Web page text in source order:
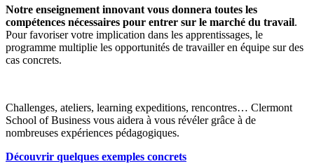
Notre enseignement innovant vous donnera toutes les
compétences nécessaires pour entrer sur le marché du travail.
Pour favoriser votre implication dans les apprentissages, le
programme multiplie les opportunités de travailler en équipe sur des
cas concrets.
Challenges, ateliers, learning expeditions, rencontres… Clermont
School of Business vous aidera à vous révéler grâce à de
nombreuses expériences pédagogiques.
Découvrir quelques exemples concrets